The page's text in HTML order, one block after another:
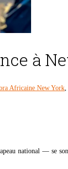
à
Africaine New York,
national — se